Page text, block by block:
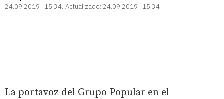
24.09.2019 | 15:34 Actualizado: 24.09.2019 | 15:34
La portavoz del Grupo Popular en el